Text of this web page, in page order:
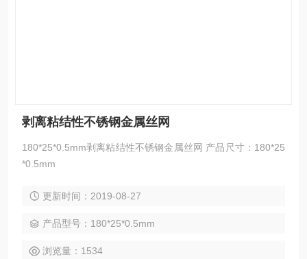
剥离粘结性不锈钢金属丝网
180*25*0.5mm剥离粘结性不锈钢金属丝网 产品尺寸：180*25
*0.5mm
更新时间：2019-08-27
产品型号：180*25*0.5mm
浏览量：1534